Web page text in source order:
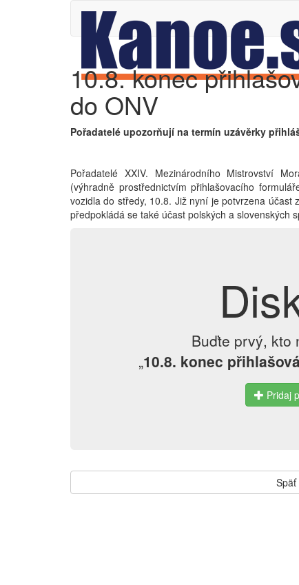
10.8. konec
do ONV
Pořadatelé upozorňují na termín uzávěrky
Pořadatelé XXIV. Mezinárodního Mistrovství
(výhradně prostřednictvím přihlašovacího
vozidla do středy, 10.8. Již nyní je potvrzena účast
předpokládá se také účast polských a slovenských
Buďte prvý, kto
„10.8. konec
Pridaj